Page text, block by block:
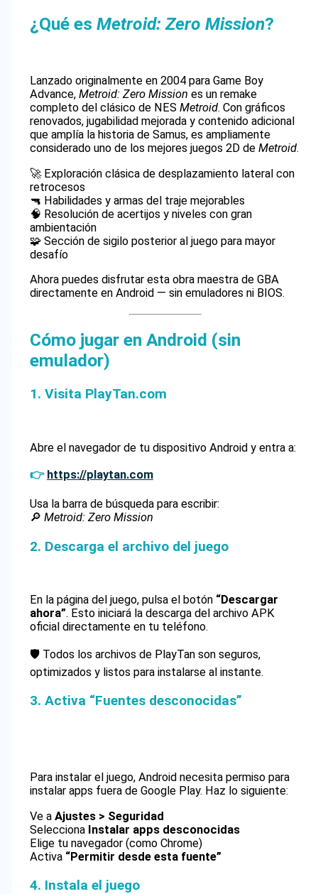
¿Qué es Metroid: Zero Mission?
Lanzado originalmente en 2004 para Game Boy
Advance, Metroid: Zero Mission es un remake
completo del clásico de NES Metroid. Con gráficos
renovados, jugabilidad mejorada y contenido adicional
que amplía la historia de Samus, es ampliamente
considerado uno de los mejores juegos 2D de Metroid.
🚀 Exploración clásica de desplazamiento lateral con
retrocesos
🔫 Habilidades y armas del traje mejorables
🧠 Resolución de acertijos y niveles con gran
ambientación
🧩 Sección de sigilo posterior al juego para mayor
desafío
Ahora puedes disfrutar esta obra maestra de GBA
directamente en Android — sin emuladores ni BIOS.
Cómo jugar en Android (sin
emulador)
1. Visita PlayTan.com
Abre el navegador de tu dispositivo Android y entra a:
👉 https://playtan.com
Usa la barra de búsqueda para escribir:
🔎 Metroid: Zero Mission
2. Descarga el archivo del juego
En la página del juego, pulsa el botón “Descargar
ahora”. Esto iniciará la descarga del archivo APK
oficial directamente en tu teléfono.
🛡️ Todos los archivos de PlayTan son seguros,
optimizados y listos para instalarse al instante.
3. Activa “Fuentes desconocidas”
Para instalar el juego, Android necesita permiso para
instalar apps fuera de Google Play. Haz lo siguiente:
Ve a Ajustes > Seguridad
Selecciona Instalar apps desconocidas
Elige tu navegador (como Chrome)
Activa “Permitir desde esta fuente”
4. Instala el juego